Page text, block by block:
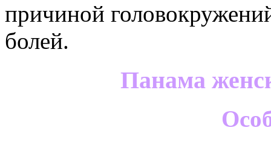
причиной
болей.
Панама